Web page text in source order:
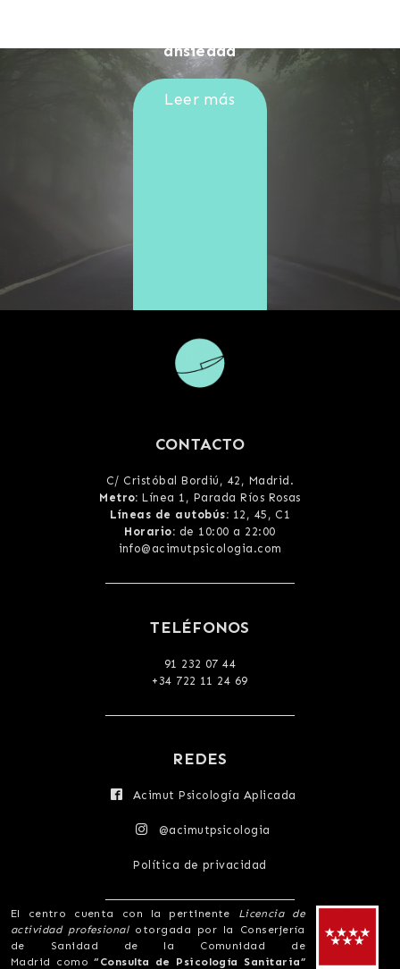
ansiedad
Leer más
CONTACTO
C/ Cristóbal Bordiú, 42, Madrid .
Metro: Línea 1, Parada Ríos Rosas
Líneas de autobús: 12, 45, C1
Horario: de 10:00 a 22:00
info@acimutpsicologia.com
TELÉFONOS
91 232 07 44
+34 722 11 24 69
REDES
Acimut Psicología Aplicada
@acimutpsicologia
Política de privacidad
El centro cuenta con la pertinente
Licencia de
actividad profesionalotorgada por la Conserjería
de Sanidad de la Comunidad de
Madrid como“Consulta de Psicología Sanitaria”